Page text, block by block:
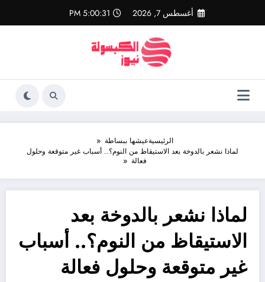
المحتوى
أغسطس 7, 2026 5:00:32 PM
الرئيسيةعيشها ببساطة
لماذا نشعر بالدوخة بعد الاستيقاظ من النوم؟.. أسباب غير متوقعة وحلول
فعالة
لماذا نشعر بالدوخة بعد
الاستيقاظ من النوم؟.. أسباب
غير متوقعة وحلول فعالة